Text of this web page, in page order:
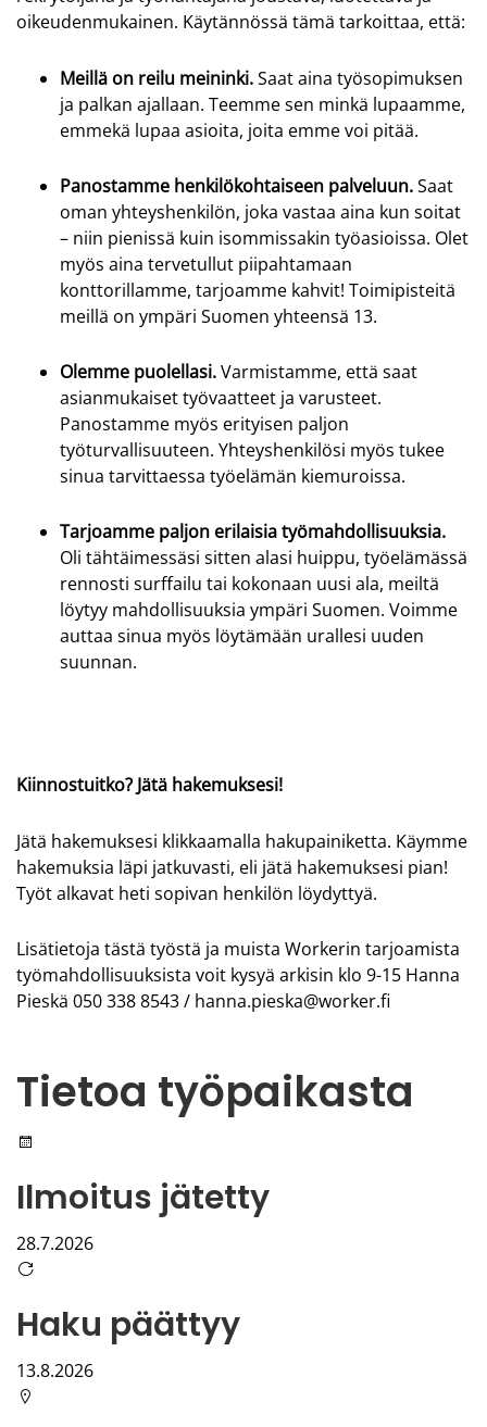
oikeudenmukainen. Käytännössä tämä tarkoittaa, että:
Meillä on reilu meininki.Saat aina työsopimuksen
ja palkan ajallaan. Teemme sen minkä lupaamme,
emmekä lupaa asioita, joita emme voi pitää.
Panostamme henkilökohtaiseen palveluun.Saat
oman yhteyshenkilön, joka vastaa aina kun soitat
– niin pienissä kuin isommissakin työasioissa. Olet
myös aina tervetullut piipahtamaan
konttorillamme, tarjoamme kahvit! Toimipisteitä
meillä on ympäri Suomen yhteensä 13.
Olemme puolellasi.Varmistamme, että saat
asianmukaiset työvaatteet ja varusteet.
Panostamme myös erityisen paljon
työturvallisuuteen. Yhteyshenkilösi myös tukee
sinua tarvittaessa työelämän kiemuroissa.
Tarjoamme paljon erilaisia työmahdollisuuksia.
Oli tähtäimessäsi sitten alasi huippu, työelämässä
rennosti surffailu tai kokonaan uusi ala, meiltä
löytyy mahdollisuuksia ympäri Suomen. Voimme
auttaa sinua myös löytämään urallesi uuden
suunnan.
Kiinnostuitko? Jätä hakemuksesi!
Jätä hakemuksesi klikkaamalla hakupainiketta. Käymme
hakemuksia läpi jatkuvasti, eli jätä hakemuksesi pian!
Työt alkavat heti sopivan henkilön löydyttyä.
Lisätietoja tästä työstä ja muista Workerin tarjoamista
työmahdollisuuksista voit kysyä arkisin klo 9-15 Hanna
Pieskä 050 338 8543 / hanna.pieska@worker.fi
Tietoa työpaikasta
Ilmoitus jätetty
28.7.2026
Haku päättyy
13.8.2026